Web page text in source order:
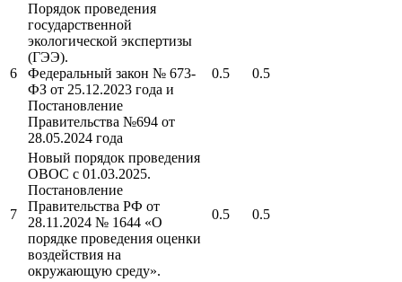
6
Порядок проведения
государственной
экологической экспертизы
(ГЭЭ).
Федеральный закон № 673-
ФЗ от 25.12.2023 года и
Постановление
Правительства №694 от
28.05.2024 года
0.5 0.5
7
Новый порядок проведения
ОВОС с 01.03.2025.
Постановление
Правительства РФ от
28.11.2024 № 1644 «О
порядке проведения оценки
воздействия на
окружающую среду».
0.5 0.5